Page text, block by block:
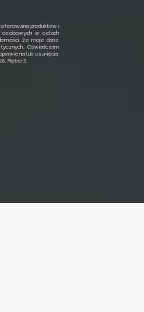
produktów i
osobowych w celach
że moje dane
Oświadczam
lub usunięcia.
Piętro 3.